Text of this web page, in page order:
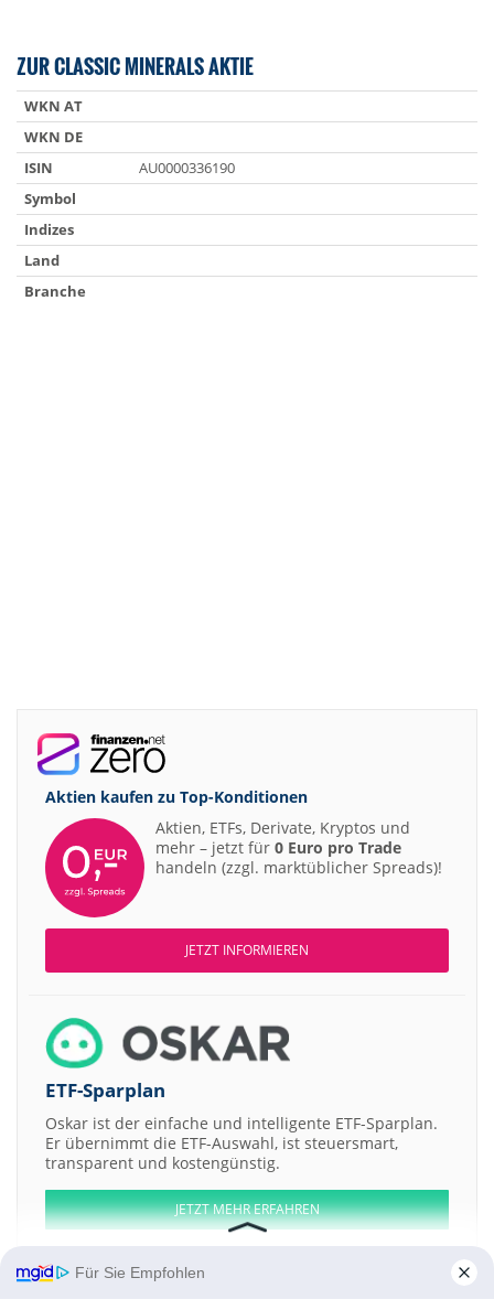
ZUR CLASSIC MINERALS AKTIE
WKN AT
WKN DE
ISIN
AU0000336190
Symbol
Indizes
Land
Branche
Aktien kaufen zu Top-Konditionen
Aktien, ETFs, Derivate, Kryptos und
mehr – jetzt für 0 Euro pro Trade
handeln (zzgl. marktüblicher Spreads)!
JETZT INFORMIEREN
ETF-Sparplan
Oskar ist der einfache und intelligente ETF-Sparplan.
Er übernimmt die ETF-Auswahl, ist steuersmart,
transparent und kostengünstig.
JETZT MEHR ERFAHREN
Für Sie Empfohlen